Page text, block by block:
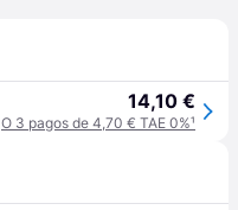
14,10 €
O 3 pagos de 4,70 € TAE 0%¹